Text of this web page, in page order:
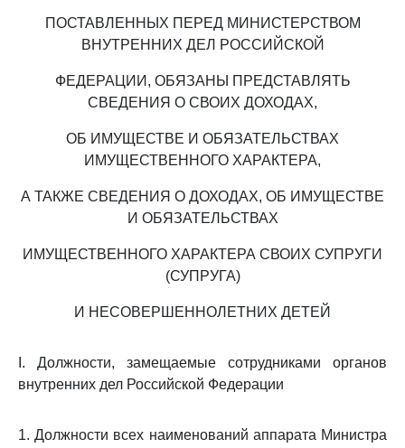
ПОСТАВЛЕННЫХ ПЕРЕД МИНИСТЕРСТВОМ
ВНУТРЕННИХ ДЕЛ РОССИЙСКОЙ
ФЕДЕРАЦИИ, ОБЯЗАНЫ ПРЕДСТАВЛЯТЬ
СВЕДЕНИЯ О СВОИХ ДОХОДАХ,
ОБ ИМУЩЕСТВЕ И ОБЯЗАТЕЛЬСТВАХ
ИМУЩЕСТВЕННОГО ХАРАКТЕРА,
А ТАКЖЕ СВЕДЕНИЯ О ДОХОДАХ, ОБ ИМУЩЕСТВЕ
И ОБЯЗАТЕЛЬСТВАХ
ИМУЩЕСТВЕННОГО ХАРАКТЕРА СВОИХ СУПРУГИ
(СУПРУГА)
И НЕСОВЕРШЕННОЛЕТНИХ ДЕТЕЙ
I. Должности, замещаемые сотрудниками органов
внутренних дел Российской Федерации
1. Должности всех наименований аппарата Министра